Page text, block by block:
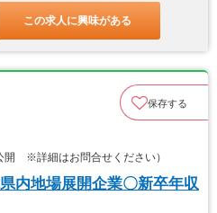
この求人に興味がある
保存する
開 ※詳細はお問合せください）
内地場展開企業〇新卒年収